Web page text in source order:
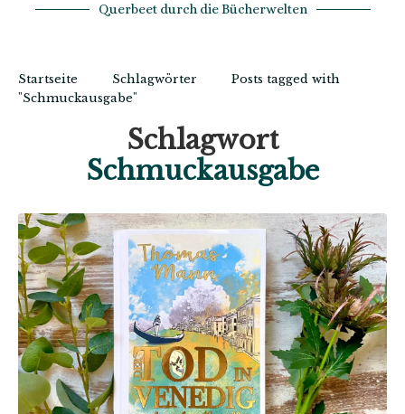
Querbeet durch die Bücherwelten
Startseite Schlagwörter
Posts tagged with
"Schmuckausgabe"
Schlagwort
Schmuckausgabe